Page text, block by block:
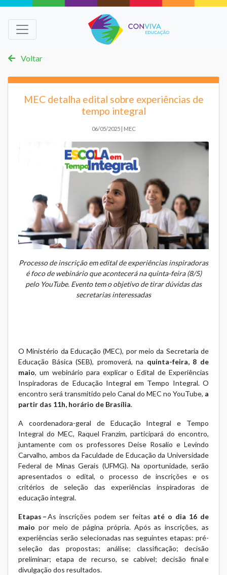
Voltar
MEC detalha edital sobre experiências de
tempo integral
06/05/2025 | MEC
Processo de inscrição em edital de experiências inspiradoras
é foco de webinário que acontecerá na quinta-feira (8/5)
pelo YouTube. Evento tem o objetivo de tirar dúvidas das
secretarias interessadas
O Ministério da Educação (MEC), por meio da Secretaria de
Educação Básica (SEB), promoverá, na quinta-feira, 8 de
maio, um webinário para explicar o Edital de Experiências
Inspiradoras de Educação Integral em Tempo Integral. O
encontro será transmitido pelo Canal do MEC no YouTube, a
partir das 11h, horário de Brasília.
A coordenadora-geral de Educação Integral e Tempo
Integral do MEC, Raquel Franzim, participará do encontro,
juntamente com os professores Deise Rosalio e Levindo
Carvalho, ambos da Faculdade de Educação da Universidade
Federal de Minas Gerais (UFMG). Na oportunidade, serão
apresentados o edital, o processo de inscrições e os
critérios de seleção das experiências inspiradoras de
educação integral.
Etapas –As inscrições podem ser feitas até o dia 16 de
maio por meio depágina própria. Após as inscrições, as
experiências serão selecionadas nas seguintes etapas: pré-
seleção das propostas; análise; classificação; decisão
preliminar; etapa de recurso, se cabível; decisão final e
divulgação dos resultados.